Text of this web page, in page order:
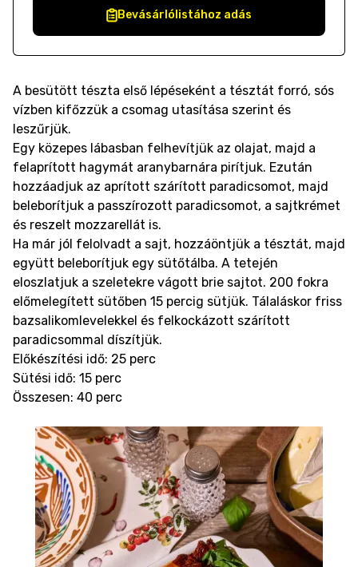
Bevásárlólistához adás
A besütött tészta első lépéseként a tésztát forró, sós
vízben kifőzzük a csomag utasítása szerint és
leszűrjük.
Egy közepes lábasban felhevítjük az olajat, majd a
felaprított hagymát aranybarnára pirítjuk. Ezután
hozzáadjuk az aprított szárított paradicsomot, majd
beleborítjuk a passzírozott paradicsomot, a sajtkrémet
és reszelt mozzarellát is.
Ha már jól felolvadt a sajt, hozzáöntjük a tésztát, majd
együtt beleborítjuk egy sütőtálba. A tetején
eloszlatjuk a szeletekre vágott brie sajtot. 200 fokra
előmelegített sütőben 15 percig sütjük. Tálaláskor friss
bazsalikomlevelekkel és felkockázott szárított
paradicsommal díszítjük.
Előkészítési idő: 25 perc
Sütési idő: 15 perc
Összesen: 40 perc